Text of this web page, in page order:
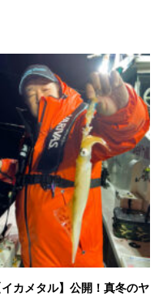
イカメタル】公開！真冬のヤ